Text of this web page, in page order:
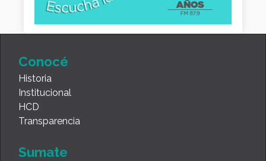
Conocé
Historia
Institucional
HCD
Transparencia
Sumate